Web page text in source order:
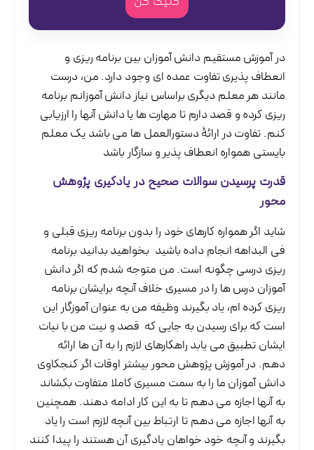
کلیک کن
در آموزش مستقیم دانش آموزان بین برنامه ریزی و
انعطاف پذیری تفاوت عمده ای وجود دارد. من، درست
مانند هر معلم دیگری براساس نیاز دانش آموزانم برنامه
ریزی کرده و قصد دارم تا مهارت ها یا دانش آنها را ارزیابی
کنم. تفاوت در ارائۀ دستورالعمل ها می باشد یک معلم
بایستی همواره انعطاف پذیر و سازگار باشد
قدرت پرسیدن سوالات صحیح در یادگیری پژوهش
محور
شاید اگر همواره کارهای خود را بدون برنامه ریزی قبلی و
فی البداهه انجام داده باشید بخواهید بدانید برنامه
ریزی درسی چگونه است. من متوجه شدم که اگر دانش
آموزان درس ها را در مسیری خلاف آنچه برایشان برنامه
ریزی کرده ام، یاد بگیرند وظیفه من به عنوان آموزگار این
است که برای رسیدن به جایی که قصد و نیت من با نیات
ایشان تطبیق می یابد راهکارهای لازم را به آن ها ارائه
دهم. در آموزش پژوهش محور بیشتر اوقات اگر کنجکاوی
دانش آموزان ما را به سمت مسیری کاملا متفاوت بکشاند
به آنها اجازه می دهم تا به این کار ادامه دهند. همچنین
به آنها اجازه می دهم تا ارتباط بین آنچه لازم است را یاد
بگیرند و آنچه خود خواهان یادگیری آن هستند را پیدا کنند